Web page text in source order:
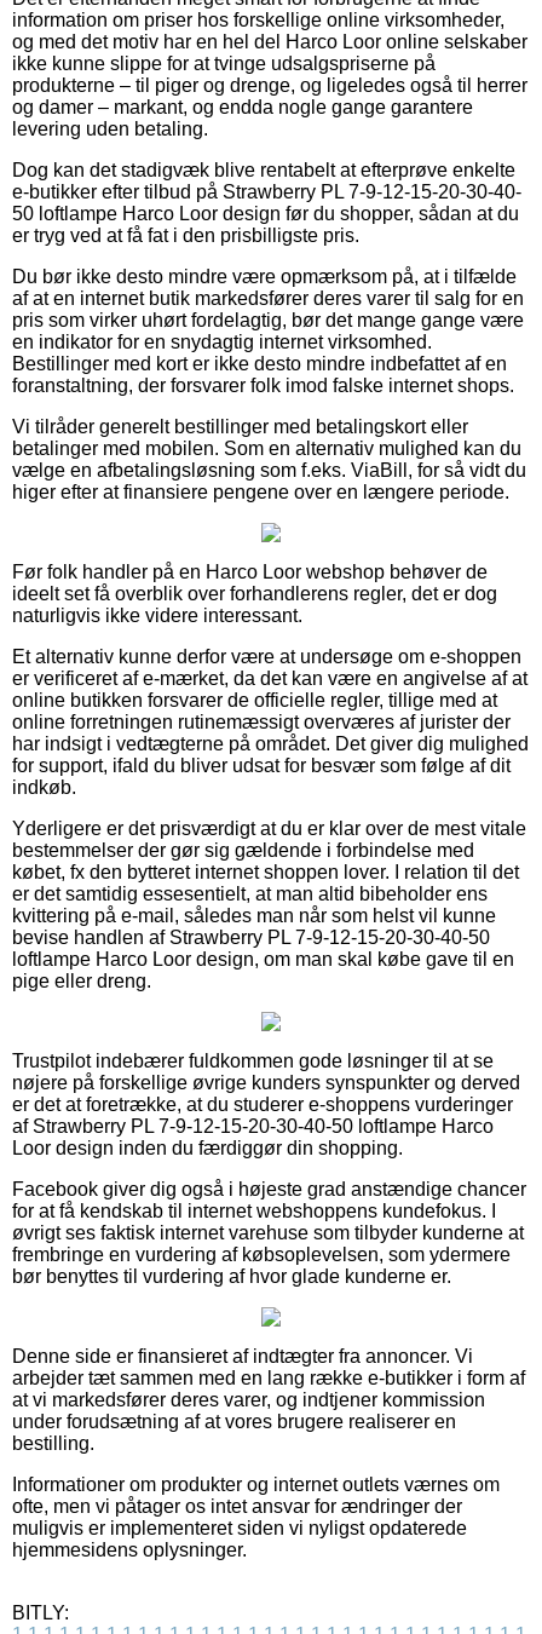
information om priser hos forskellige online virksomheder,
og med det motiv har en hel del Harco Loor online selskaber
ikke kunne slippe for at tvinge udsalgspriserne på
produkterne – til piger og drenge, og ligeledes også til herrer
og damer – markant, og endda nogle gange garantere
levering uden betaling.
Dog kan det stadigvæk blive rentabelt at efterprøve enkelte
e-butikker efter tilbud på Strawberry PL 7-9-12-15-20-30-40-
50 loftlampe Harco Loor design før du shopper, sådan at du
er tryg ved at få fat i den prisbilligste pris.
Du bør ikke desto mindre være opmærksom på, at i tilfælde
af at en internet butik markedsfører deres varer til salg for en
pris som virker uhørt fordelagtig, bør det mange gange være
en indikator for en snydagtig internet virksomhed.
Bestillinger med kort er ikke desto mindre indbefattet af en
foranstaltning, der forsvarer folk imod falske internet shops.
Vi tilråder generelt bestillinger med betalingskort eller
betalinger med mobilen. Som en alternativ mulighed kan du
vælge en afbetalingsløsning som f.eks. ViaBill, for så vidt du
higer efter at finansiere pengene over en længere periode.
Før folk handler på en Harco Loor webshop behøver de
ideelt set få overblik over forhandlerens regler, det er dog
naturligvis ikke videre interessant.
Et alternativ kunne derfor være at undersøge om e-shoppen
er verificeret af e-mærket, da det kan være en angivelse af at
online butikken forsvarer de officielle regler, tillige med at
online forretningen rutinemæssigt overværes af jurister der
har indsigt i vedtægterne på området. Det giver dig mulighed
for support, ifald du bliver udsat for besvær som følge af dit
indkøb.
Yderligere er det prisværdigt at du er klar over de mest vitale
bestemmelser der gør sig gældende i forbindelse med
købet, fx den bytteret internet shoppen lover. I relation til det
er det samtidig essesentielt, at man altid bibeholder ens
kvittering på e-mail, således man når som helst vil kunne
bevise handlen af Strawberry PL 7-9-12-15-20-30-40-50
loftlampe Harco Loor design, om man skal købe gave til en
pige eller dreng.
Trustpilot indebærer fuldkommen gode løsninger til at se
nøjere på forskellige øvrige kunders synspunkter og derved
er det at foretrække, at du studerer e-shoppens vurderinger
af Strawberry PL 7-9-12-15-20-30-40-50 loftlampe Harco
Loor design inden du færdiggør din shopping.
Facebook giver dig også i højeste grad anstændige chancer
for at få kendskab til internet webshoppens kundefokus. I
øvrigt ses faktisk internet varehuse som tilbyder kunderne at
frembringe en vurdering af købsoplevelsen, som ydermere
bør benyttes til vurdering af hvor glade kunderne er.
Denne side er finansieret af indtægter fra annoncer. Vi
arbejder tæt sammen med en lang række e-butikker i form af
at vi markedsfører deres varer, og indtjener kommission
under forudsætning af at vores brugere realiserer en
bestilling.
Informationer om produkter og internet outlets værnes om
ofte, men vi påtager os intet ansvar for ændringer der
muligvis er implementeret siden vi nyligst opdaterede
hjemmesidens oplysninger.
BITLY: